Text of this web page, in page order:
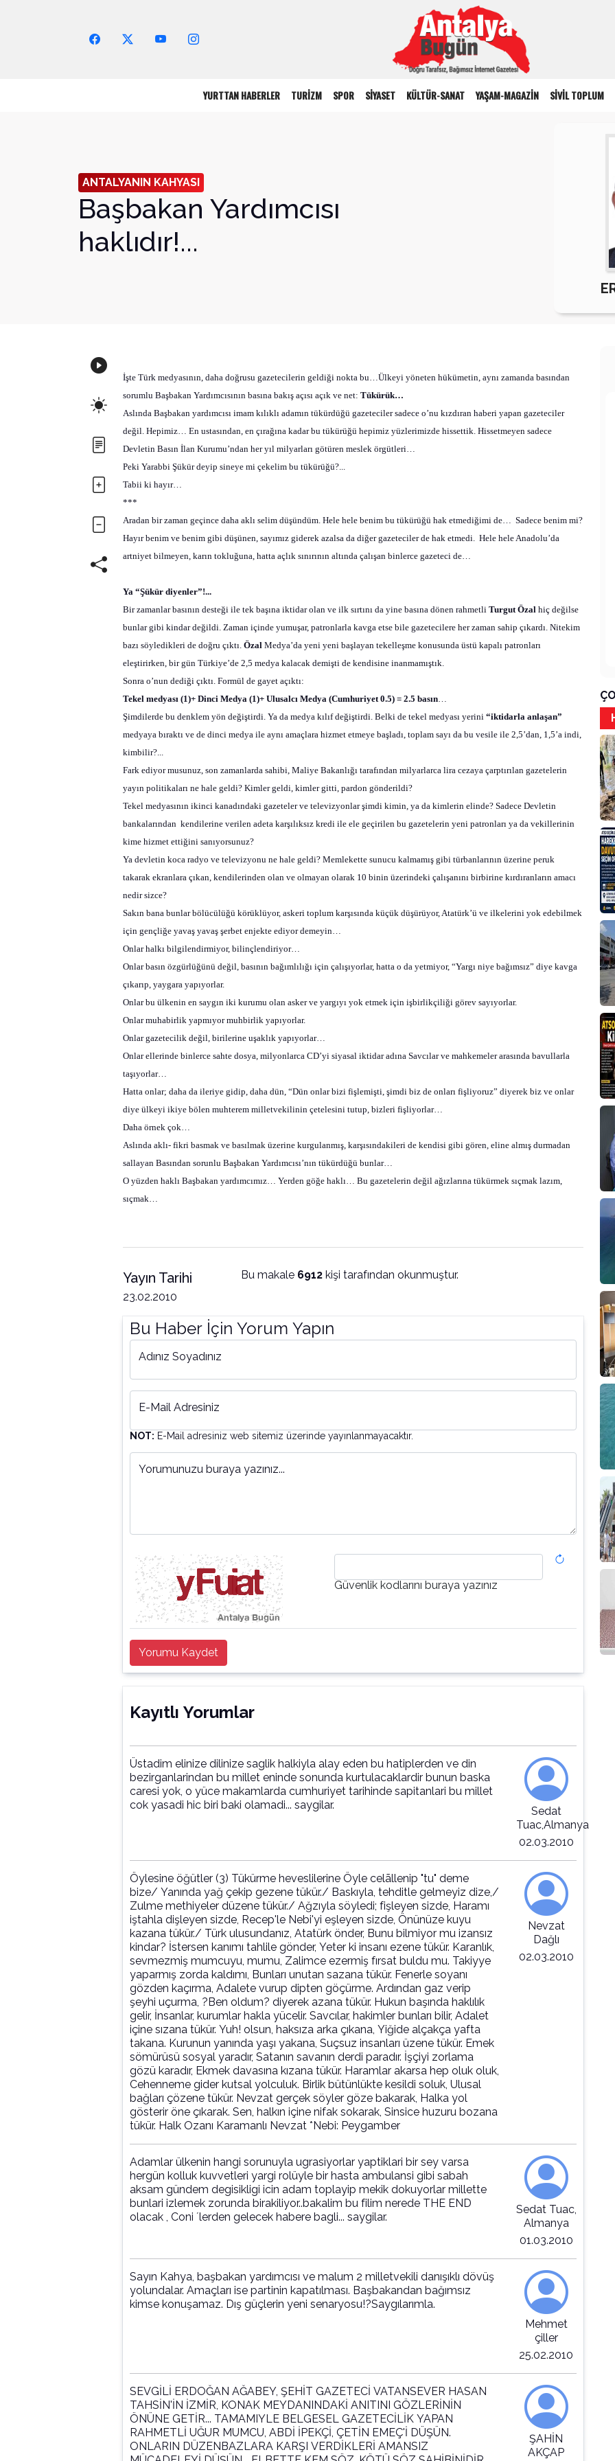
YURTTAN HABERLER TURİZM SPOR SİYASET KÜLTÜR-SANAT YAŞAM-MAGAZİN SİVİL TOPLUM
ANTALYANIN KAHYASI
Başbakan Yardımcısı
haklıdır!...
İşte Türk medyasının, daha doğrusu gazetecilerin geldiği nokta bu…Ülkeyi yöneten hükümetin, aynı zamanda basından
sorumlu Başbakan Yardımcısının basına bakış açısı açık ve net: Tükürük…
Aslında Başbakan yardımcısı imam kılıklı adamın tükürdüğü gazeteciler sadece o’nu kızdıran haberi yapan gazeteciler
değil. Hepimiz… En ustasından, en çırağına kadar bu tükürüğü hepimiz yüzlerimizde hissettik. Hissetmeyen sadece
Devletin Basın İlan Kurumu’ndan her yıl milyarları götüren meslek örgütleri…
Peki Yarabbi Şükür deyip sineye mi çekelim bu tükürüğü?...
Tabii ki hayır…
***
Aradan bir zaman geçince daha aklı selim düşündüm. Hele hele benim bu tükürüğü hak etmediğimi de… Sadece benim mi?
Hayır benim ve benim gibi düşünen, sayımız giderek azalsa da diğer gazeteciler de hak etmedi. Hele hele Anadolu’da
artniyet bilmeyen, karın tokluğuna, hatta açlık sınırının altında çalışan binlerce gazeteci de…
Ya “Şükür diyenler”!...
Bir zamanlar basının desteği ile tek başına iktidar olan ve ilk sırtını da yine basına dönen rahmetli Turgut Özal hiç değilse
bunlar gibi kindar değildi. Zaman içinde yumuşar, patronlarla kavga etse bile gazetecilere her zaman sahip çıkardı. Nitekim
bazı söyledikleri de doğru çıktı. Özal Medya’da yeni yeni başlayan tekelleşme konusunda üstü kapalı patronları
eleştirirken, bir gün Türkiye’de 2,5 medya kalacak demişti de kendisine inanmamıştık.
Sonra o’nun dediği çıktı. Formül de gayet açıktı:
Tekel medyası (1)+ Dinci Medya (1)+ Ulusalcı Medya (Cumhuriyet 0.5) = 2.5 basın…
Şimdilerde bu denklem yön değiştirdi. Ya da medya kılıf değiştirdi. Belki de tekel medyası yerini “iktidarla anlaşan”
medyaya bıraktı ve de dinci medya ile aynı amaçlara hizmet etmeye başladı, toplam sayı da bu vesile ile 2,5’dan, 1,5’a indi,
kimbilir?...
Fark ediyor musunuz, son zamanlarda sahibi, Maliye Bakanlığı tarafından milyarlarca lira cezaya çarptırılan gazetelerin
yayın politikaları ne hale geldi? Kimler geldi, kimler gitti, pardon gönderildi?
Tekel medyasının ikinci kanadındaki gazeteler ve televizyonlar şimdi kimin, ya da kimlerin elinde? Sadece Devletin
bankalarından kendilerine verilen adeta karşılıksız kredi ile ele geçirilen bu gazetelerin yeni patronları ya da vekillerinin
kime hizmet ettiğini sanıyorsunuz?
Ya devletin koca radyo ve televizyonu ne hale geldi? Memlekette sunucu kalmamış gibi türbanlarının üzerine peruk
takarak ekranlara çıkan, kendilerinden olan ve olmayan olarak 10 binin üzerindeki çalışanını birbirine kırdıranların amacı
nedir sizce?
Sakın bana bunlar bölücülüğü körüklüyor, askeri toplum karşısında küçük düşürüyor, Atatürk’ü ve ilkelerini yok edebilmek
için gençliğe yavaş yavaş şerbet enjekte ediyor demeyin…
Onlar halkı bilgilendirmiyor, bilinçlendiriyor…
Onlar basın özgürlüğünü değil, basının bağımlılığı için çalışıyorlar, hatta o da yetmiyor, “Yargı niye bağımsız” diye kavga
çıkarıp, yaygara yapıyorlar.
Onlar bu ülkenin en saygın iki kurumu olan asker ve yargıyı yok etmek için işbirlikçiliği görev sayıyorlar.
Onlar muhabirlik yapmıyor muhbirlik yapıyorlar.
Onlar gazetecilik değil, birilerine uşaklık yapıyorlar…
Onlar ellerinde binlerce sahte dosya, milyonlarca CD’yi siyasal iktidar adına Savcılar ve mahkemeler arasında bavullarla
taşıyorlar…
Hatta onlar; daha da ileriye gidip, daha dün, “Dün onlar bizi fişlemişti, şimdi biz de onları fişliyoruz” diyerek biz ve onlar
diye ülkeyi ikiye bölen muhterem milletvekilinin çetelesini tutup, bizleri fişliyorlar…
Daha örnek çok…
Aslında aklı- fikri basmak ve basılmak üzerine kurgulanmış, karşısındakileri de kendisi gibi gören, eline almış durmadan
sallayan Basından sorunlu Başbakan Yardımcısı’nın tükürdüğü bunlar…
O yüzden haklı Başbakan yardımcımız… Yerden göğe haklı… Bu gazetelerin değil ağızlarına tükürmek sıçmak lazım,
sıçmak…
Yayın Tarihi
23.02.2010
Bu makale 6912kişi tarafından okunmuştur.
Bu Haber İçin Yorum Yapın
Adınız Soyadınız
E-Mail Adresiniz
NOT: E-Mail adresiniz web sitemiz üzerinde yayınlanmayacaktır.
Yorumunuzu buraya yazınız...
Güvenlik kodlarını buraya yazınız
Yorumu Kaydet
Kayıtlı Yorumlar
Üstadim elinize dilinize saglik halkiyla alay eden bu hatiplerden ve din
bezirganlarindan bu millet eninde sonunda kurtulacaklardir bunun baska
caresi yok, o yüce makamlarda cumhuriyet tarihinde sapitanlari bu millet
cok yasadi hic biri baki olamadi... saygilar.
Sedat
Tuac,Almanya
02.03.2010
Öylesine öğütler (3) Tükürme heveslilerine Öyle celãllenip "tu" deme
bize/ Yanında yağ çekip gezene tükür./ Baskıyla, tehditle gelmeyiz dize,/
Zulme methiyeler düzene tükür./ Ağzıyla söyledi; fişleyen sizde, Haramı
iştahla dişleyen sizde, Recep'le Nebi'yi eşleyen sizde, Önünüze kuyu
kazana tükür./ Türk ulusundanız, Atatürk önder, Bunu bilmiyor mu izansız
kindar? İstersen kanımı tahlile gönder, Yeter ki insanı ezene tükür. Karanlık,
sevmezmiş mumcuyu, mumu, Zalimce ezermiş fırsat buldu mu. Takiyye
yaparmış zorda kaldımı, Bunları unutan sazana tükür. Fenerle soyanı
gözden kaçırma, Adalete vurup dipten göçürme. Ardından gaz verip
şeyhi uçurma, ?Ben oldum? diyerek azana tükür. Hukun başında haklılık
gelir, İnsanlar, kurumlar hakla yücelir. Savcılar, hakimler bunları bilir, Adalet
içine sızana tükür. Yuh! olsun, haksıza arka çıkana, Yiğide alçakça yafta
takana. Kurunun yanında yaşı yakana, Suçsuz insanları üzene tükür. Emek
sömürüsü sosyal yaradır, Satanın savanın derdi paradır. İşçiyi zorlama
gözü karadır, Ekmek davasına kızana tükür. Haramlar akarsa hep oluk oluk,
Cehenneme gider kutsal yolculuk. Birlik bütünlükte kesildi soluk, Ulusal
bağları çözene tükür. Nevzat gerçek söyler göze bakarak, Halka yol
gösterir öne çıkarak. Sen, halkın içine nifak sokarak, Sinsice huzuru bozana
tükür. Halk Ozanı Karamanlı Nevzat *Nebi: Peygamber
Nevzat
Dağlı
02.03.2010
Adamlar ülkenin hangi sorunuyla ugrasiyorlar yaptiklari bir sey varsa
hergün kolluk kuvvetleri yargi rolüyle bir hasta ambulansi gibi sabah
aksam gündem degisikligi icin adam toplayip mekik dokuyorlar millette
bunlari izlemek zorunda birakiliyor..bakalim bu filim nerede THE END
olacak , Coni ´lerden gelecek habere bagli... saygilar.
Sedat Tuac,
Almanya
01.03.2010
Sayın Kahya, başbakan yardımcısı ve malum 2 milletvekili danışıklı dövüş
yolundalar. Amaçları ise partinin kapatılması. Başbakandan bağımsız
kimse konuşamaz. Dış güçlerin yeni senaryosu!?Saygılarımla.
Mehmet
çiller
25.02.2010
SEVGİLİ ERDOĞAN AĞABEY, ŞEHİT GAZETECİ VATANSEVER HASAN
TAHSİN'İN İZMİR, KONAK MEYDANINDAKİ ANITINI GÖZLERİNİN
ÖNÜNE GETİR... TAMAMIYLE BELGESEL GAZETECİLİK YAPAN
RAHMETLİ UĞUR MUMCU, ABDİ İPEKÇİ, ÇETİN EMEÇ'İ DÜŞÜN.
ONLARIN DÜZENBAZLARA KARŞI VERDİKLERİ AMANSIZ
ŞAHİN
AKÇAP
Arama Yap!